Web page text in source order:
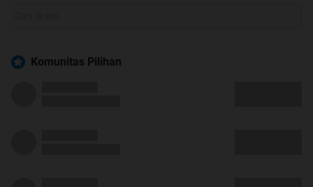
Komunitas Pilihan